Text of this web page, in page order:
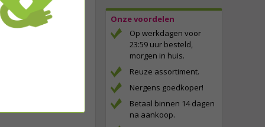
Onze voordelen
Op werkdagen voor
23:59 uur besteld,
morgen in huis.
Reuze assortiment.
Nergens goedkoper!
Betaal binnen 14 dagen
na aankoop.